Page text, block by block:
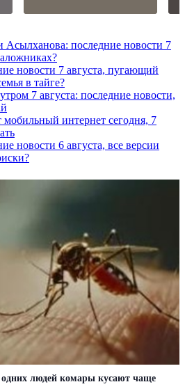
Асылханова: последние новости 7
новости 7 августа, пугающий
в тайге?
7 августа: последние новости,
мобильный интернет сегодня, 7
новости 6 августа, все версии
людей комары кусают чаще